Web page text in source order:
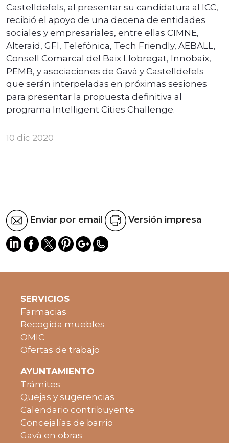
Castelldefels, al presentar su candidatura al ICC,
recibió el apoyo de una decena de entidades
sociales y empresariales, entre ellas CIMNE,
Alteraid, GFI, Telefónica, Tech Friendly, AEBALL,
Consell Comarcal del Baix Llobregat, Innobaix,
PEMB, y asociaciones de Gavà y Castelldefels
que serán interpeladas en próximas sesiones
para presentar la propuesta definitiva al
programa Intelligent Cities Challenge.
10 dic 2020
Enviar por email Versión impresa
SERVICIOS
Farmacias
Recogida muebles
OMIC
Ofertas de trabajo
AYUNTAMIENTO
Trámites
Quejas y sugerencias
Calendario contribuyente
Concejalías de barrio
Gavà en obras